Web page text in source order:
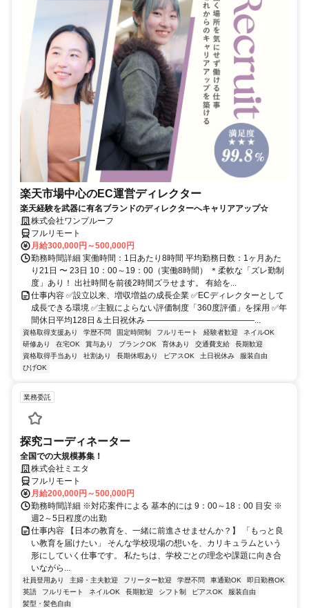
楽天市場中心のEC運営ディレクター
楽天経験を武器に有名ブランドのディレクターへキャリアアップ☆
株式会社ワンプルーフ
フルリモート
月給300,000円～500,000円
勤務時間詳細 実働時間：1日あたり8時間 平均勤務日数：1ヶ月あた
り21日 〜 23日 10：00～19：00（実働8時間） ＊柔軟な「ズレ勤制
度」あり！ 出社時間を前後2時間ズラせます。 有給を...
仕事内容 ✅設立以来、増収増益の成長企業 ✅ECディレクターとして
成長できる環境 ✅主観によらない評価制度「360度評価」を採用 ✅年
間休日平均128日＆土日祝休み ―――――――――――――...
資格取得支援あり 学歴不問 固定時間制 フルリモート 経験者歓迎
ネイルOK
研修あり
在宅OK 賞与あり ブランクOK 育休あり 交通費支給
長期歓迎
資格取得手当あり
社割あり 長期休暇あり ピアスOK 土日祝休み
服装自由
ひげOK
業務委託
探究コーディネーター
全国での大規模募集！
株式会社ミエタ
フルリモート
月給200,000円～500,000円
勤務時間詳細 ※対応案件による 基本的には 9：00～18：00 目安 ※
週2～5日程度の出勤
仕事内容 【日本の教育を、一緒に前進させませんか？】 「もっと良
い教育を届けたい」 そんな学校現場の想いを、カリキュラムという
形にしていく仕事です。 私たちは、学校ごとの理念や課題に向き合
いながら...
社員登用あり 主婦・主夫歓迎 フリーター歓迎 学歴不問 車通勤OK
即日勤務OK
英語
フルリモート ネイルOK 長期歓迎 シフト制 ピアスOK
服装自由
髪型・髪色自由